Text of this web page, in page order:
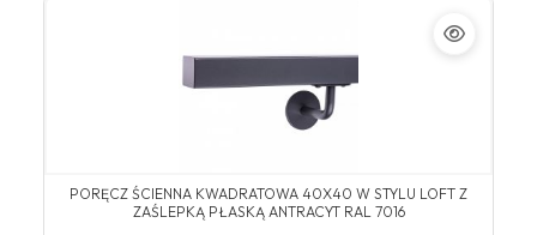
PORĘCZ ŚCIENNA KWADRATOWA 40X40 W STYLU LOFT Z
ZAŚLEPKĄ PŁASKĄ ANTRACYT RAL 7016